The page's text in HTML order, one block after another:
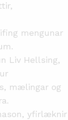
mengunar
Liv Hellsing,
og
yfirlæknir